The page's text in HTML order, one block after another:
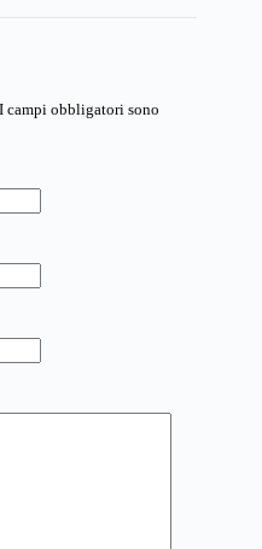
I campi obbligatori sono